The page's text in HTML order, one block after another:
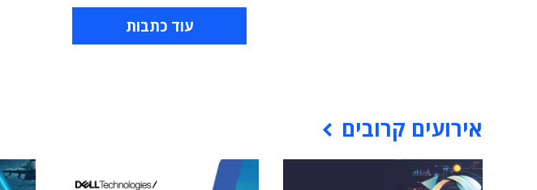
עוד כתבות
אירועים קרובים